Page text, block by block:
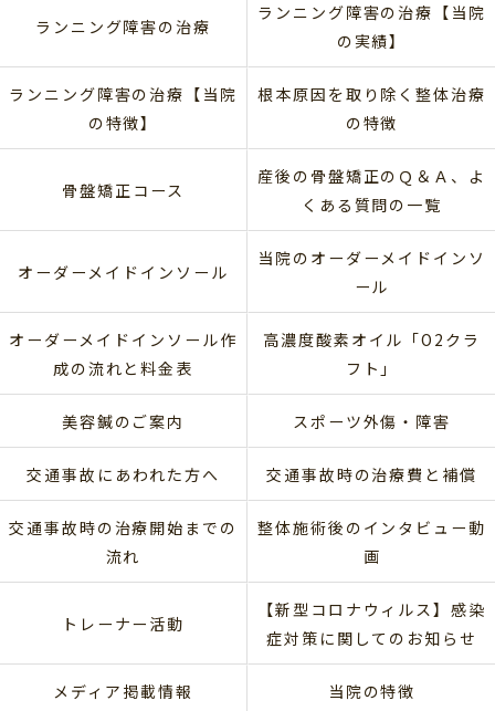
ランニング障害の治療
ランニング障害の治療【当院
の実績】
ランニング障害の治療【当院
の特徴】
根本原因を取り除く整体治療
の特徴
骨盤矯正コース
産後の骨盤矯正のＱ＆Ａ、よ
くある質問の一覧
オーダーメイドインソール
当院のオーダーメイドインソ
ール
オーダーメイドインソール作
成の流れと料金表
高濃度酸素オイル「O2クラ
フト」
美容鍼のご案内 スポーツ外傷・障害
交通事故にあわれた方へ 交通事故時の治療費と補償
交通事故時の治療開始までの
流れ
整体施術後のインタビュー動
画
トレーナー活動
【新型コロナウィルス】感染
症対策に関してのお知らせ
メディア掲載情報 当院の特徴